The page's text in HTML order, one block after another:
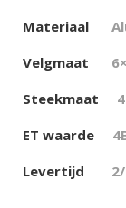
Materiaal
Velgmaat
Steekmaat
ET waarde
4
Levertijd